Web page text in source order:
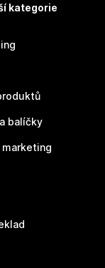
kategorie
balíčky
marketing